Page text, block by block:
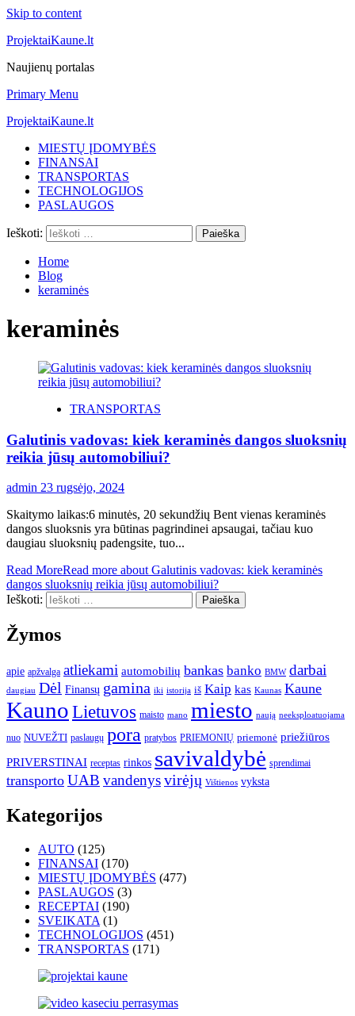
Skip to content
ProjektaiKaune.lt
Naujienų portalas
Primary Menu
ProjektaiKaune.lt
MIESTŲ ĮDOMYBĖS
FINANSAI
TRANSPORTAS
TECHNOLOGIJOS
PASLAUGOS
Ieškoti:
Home
Blog
keraminės
keraminės
TRANSPORTAS
Galutinis vadovas: kiek keraminės dangos sluoksnių
reikia jūsų automobiliui?
admin 23 rugsėjo, 2024
Skaitymo laikas:6 minutės, 20 sekundžių Bent vienas keraminės
dangos sluoksnis yra būtinas pagrindinei apsaugai, tačiau kuo
daugiau sluoksnių padengsite, tuo...
Read MoreRead more about Galutinis vadovas: kiek keraminės
dangos sluoksnių reikia jūsų automobiliui?
Ieškoti:
Žymos
apie apžvalga atliekami automobilių bankas banko BMW darbai
daugiau Dėl Finansų gamina iki istorija iš Kaip kas Kaunas Kaune
KaunoLietuvos maisto mano miesto naują neeksploatuojama
nuo NUVEŽTI paslaugų pora pratybos PRIEMONIŲ priemonė priežiūros
PRIVERSTINAI receptas rinkos savivaldybė sprendimai
transporto UAB vandenysvirėjų Vištienos vyksta
Kategorijos
AUTO (125)
FINANSAI (170)
MIESTŲ ĮDOMYBĖS (477)
PASLAUGOS (3)
RECEPTAI (190)
SVEIKATA (1)
TECHNOLOGIJOS (451)
TRANSPORTAS (171)